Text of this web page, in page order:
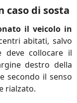
caso di sosta
il veicolo in
abitati, salvo
deve collocare il
destro della
secondo il senso
rialzato.